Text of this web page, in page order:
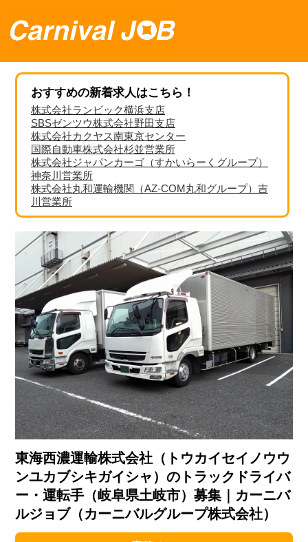
おすすめの新着求人はこちら！
株式会社ランビック横浜支店
SBSゼンツウ株式会社野田支店
株式会社カクヤス南東京センター
国際自動車株式会社杉並営業所
株式会社ジャパンカーゴ（すかいらーくグループ）
神奈川営業所
株式会社丸和運輸機関（AZ-COM丸和グループ）吉
川営業所
東海西濃運輸株式会社（トウカイセイノウウ
ンユカブシキガイシャ）のトラックドライバ
ー・運転手（岐阜県土岐市）募集｜カーニバ
ルジョブ（カーニバルグループ株式会社）